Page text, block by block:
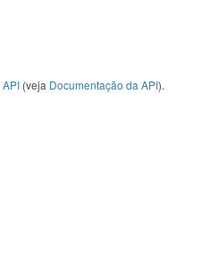
API (veja Documentação da API).